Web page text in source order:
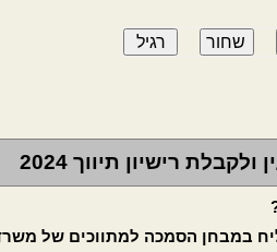
רישיון תיווך 2024
במבחן הסמכה למתווכים של